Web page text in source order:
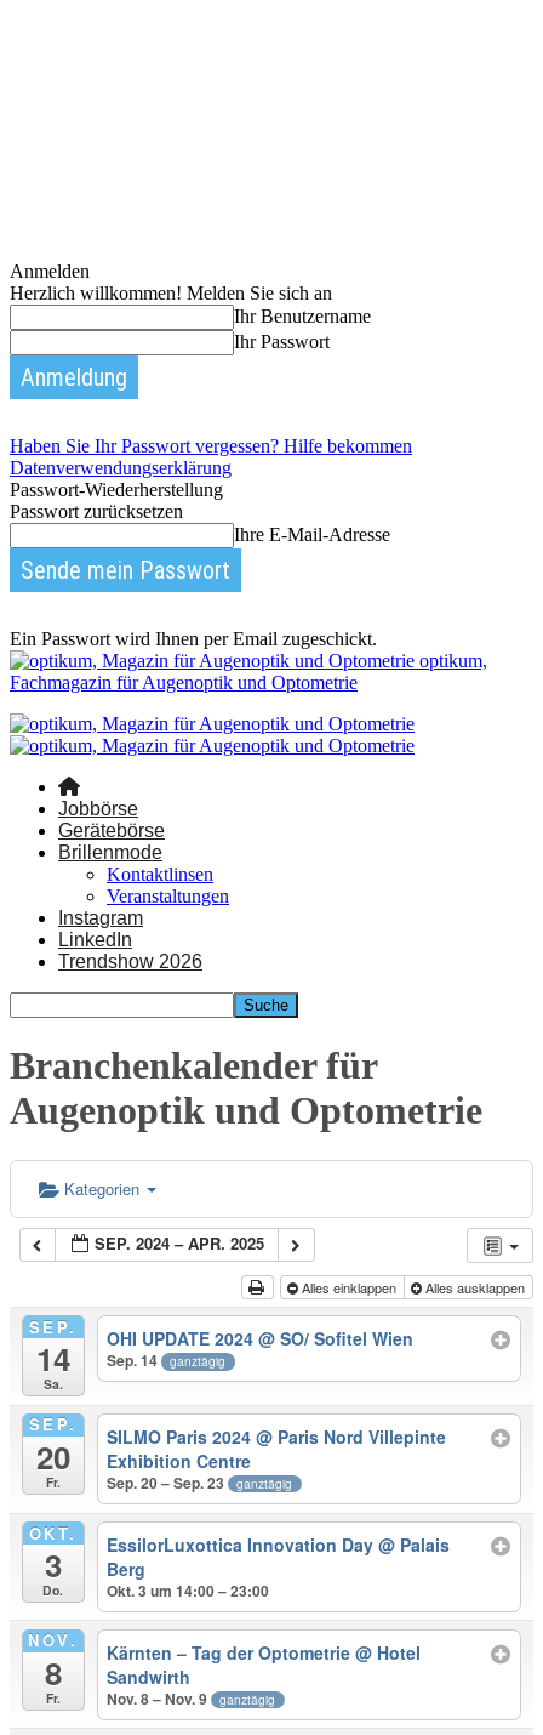
Anmelden
Herzlich willkommen! Melden Sie sich an
Ihr Benutzername
Ihr Passwort
Haben Sie Ihr Passwort vergessen? Hilfe bekommen
Datenverwendungserklärung
Passwort-Wiederherstellung
Passwort zurücksetzen
Ihre E-Mail-Adresse
Ein Passwort wird Ihnen per Email zugeschickt.
optikum,
Fachmagazin für Augenoptik und Optometrie
Jobbörse
Gerätebörse
Brillenmode
Kontaktlinsen
Veranstaltungen
Instagram
LinkedIn
Trendshow 2026
Branchenkalender für
Augenoptik und Optometrie
Kategorien
SEP. 2024 – APR. 2025
Alles einklappen Alles ausklappen
SEP.
14
Sa.
OHI UPDATE 2024@ SO/ Sofitel Wien
Sep. 14 ganztägig
SEP.
20
Fr.
SILMO Paris 2024@ Paris Nord Villepinte
Exhibition Centre
Sep. 20 – Sep. 23 ganztägig
OKT.
3
Do.
EssilorLuxottica Innovation Day@ Palais
Berg
Okt. 3 um 14:00 – 23:00
NOV.
8
Fr.
Kärnten – Tag der Optometrie@ Hotel
Sandwirth
Nov. 8 – Nov. 9 ganztägig